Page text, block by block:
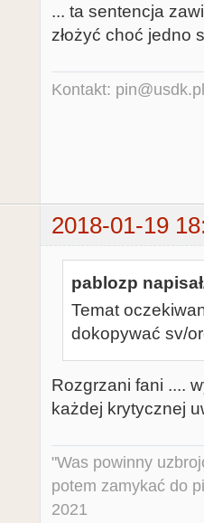
... ta sentencja
złożyć choć jedno
Kontakt: pin@usdk.pl
2018-01-19
pablozp
Temat
dokopywać sv/
Rozgrzani fani ....
każdej krytycznej
"Was powinny
potem zamykać do
2021